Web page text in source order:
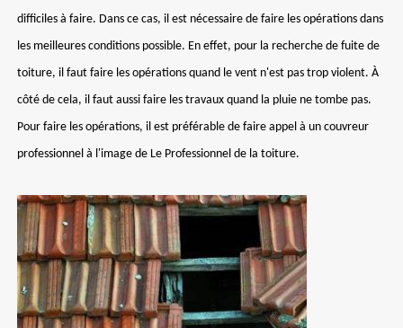
difficiles à faire. Dans ce cas, il est nécessaire de faire les opérations dans
les meilleures conditions possible. En effet, pour la recherche de fuite de
toiture, il faut faire les opérations quand le vent n'est pas trop violent. À
côté de cela, il faut aussi faire les travaux quand la pluie ne tombe pas.
Pour faire les opérations, il est préférable de faire appel à un couvreur
professionnel à l'image de Le Professionnel de la toiture.